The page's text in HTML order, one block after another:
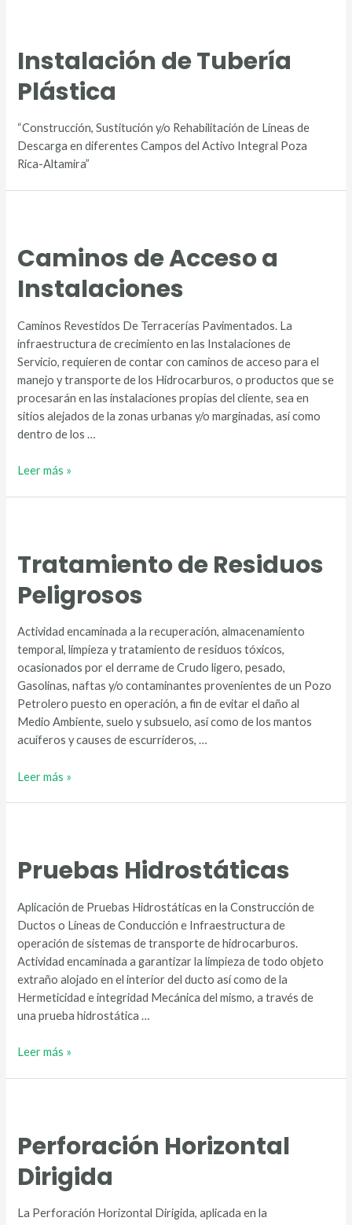
Instalación de Tubería
Plástica
“Construcción, Sustitución y/o Rehabilitación de Líneas de
Descarga en diferentes Campos del Activo Integral Poza
Rica-Altamira”
Caminos de Acceso a
Instalaciones
Caminos Revestidos De Terracerías Pavimentados. La
infraestructura de crecimiento en las Instalaciones de
Servicio, requieren de contar con caminos de acceso para el
manejo y transporte de los Hidrocarburos, o productos que se
procesarán en las instalaciones propias del cliente, sea en
sitios alejados de la zonas urbanas y/o marginadas, así como
dentro de los …
Caminos
Leer más »
Tratamiento de Residuos
Peligrosos
Actividad encaminada a la recuperación, almacenamiento
temporal, limpieza y tratamiento de residuos tóxicos,
ocasionados por el derrame de Crudo ligero, pesado,
Gasolinas, naftas y/o contaminantes provenientes de un Pozo
Petrolero puesto en operación, a fin de evitar el daño al
Medio Ambiente, suelo y subsuelo, así como de los mantos
acuíferos y causes de escurrideros, …
Tratamiento
Leer más »
Pruebas Hidrostáticas
Aplicación de Pruebas Hidrostáticas en la Construcción de
Ductos o Líneas de Conducción e Infraestructura de
operación de sistemas de transporte de hidrocarburos.
Actividad encaminada a garantizar la limpieza de todo objeto
extraño alojado en el interior del ducto así como de la
Hermeticidad e integridad Mecánica del mismo, a través de
una prueba hidrostática …
Pruebas
Leer más »
Perforación Horizontal
Dirigida
La Perforación Horizontal Dirigida, aplicada en la